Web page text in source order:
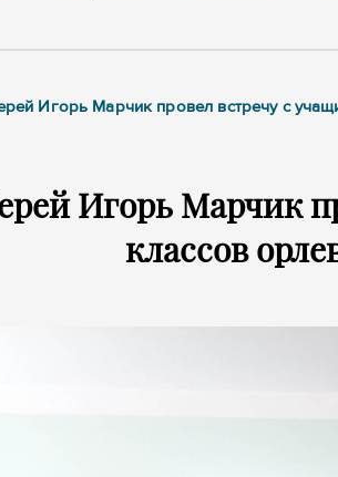
Игорь Марчик провел встречу с
Игорь Марчик
классов